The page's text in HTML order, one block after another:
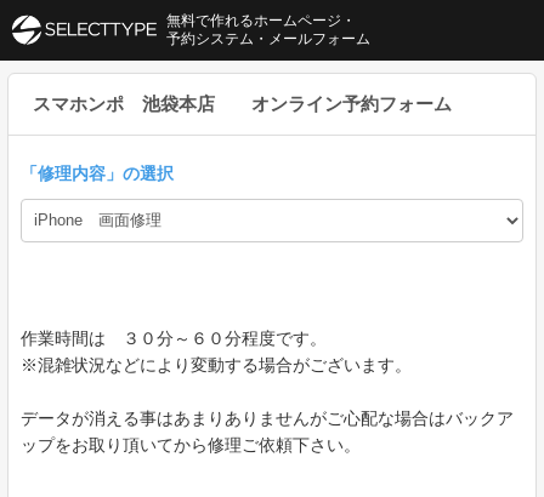
スマホンポ 池袋本店 オンライン予約フォーム
「修理内容 」の選択
作業時間は ３０分～６０分程度です。
※混雑状況などにより変動する場合がございます。
データが消える事はあまりありませんがご心配な場合はバックア
ップをお取り頂いてから修理ご依頼下さい。
無料で作れるホームページ・
予約システム・メールフォーム